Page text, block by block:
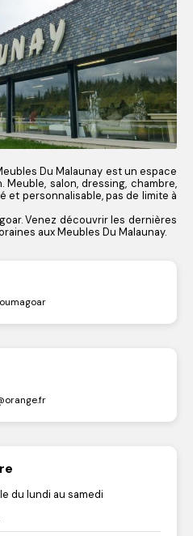
Du Malaunay est un espace
salon, dressing, chambre,
et personnalisable, pas de limite à
Venez découvrir les dernières
aux Meubles Du Malaunay.
du lundi au samedi